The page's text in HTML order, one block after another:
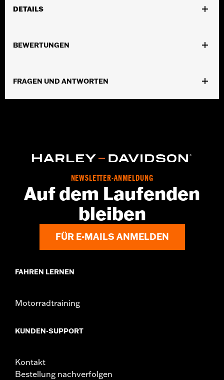
DETAILS
Funktionsmerkmale:
Protektorentaschen,
GARANTIE:5 Jahre beschränkte Garantie – Alle Details dazu auf
BEWERTUNGEN
FRAGEN UND ANTWORTEN
NEWSLETTER-ANMELDUNG
Auf dem Laufenden
bleiben
FÜR E-MAILS ANMELDEN
FAHREN LERNEN
Motorradtraining
KUNDEN-SUPPORT
Kontakt
Bestellung nachverfolgen